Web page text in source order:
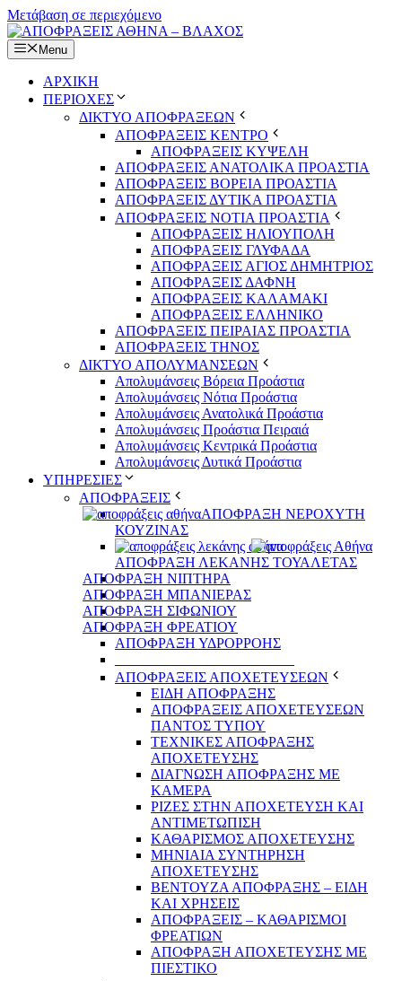
Μετάβαση σε περιεχόμενο
Menu
ΑΡΧΙΚΗ
ΠΕΡΙΟΧΕΣ
ΔΙΚΤΥΟ ΑΠΟΦΡΑΞΕΩΝ
ΑΠΟΦΡΑΞΕΙΣ ΚΕΝΤΡΟ
ΑΠΟΦΡΑΞΕΙΣ ΚΥΨΕΛΗ
ΑΠΟΦΡΑΞΕΙΣ ΑΝΑΤΟΛΙΚΑ ΠΡΟΑΣΤΙΑ
ΑΠΟΦΡΑΞΕΙΣ ΒΟΡΕΙΑ ΠΡΟΑΣΤΙΑ
ΑΠΟΦΡΑΞΕΙΣ ΔΥΤΙΚΑ ΠΡΟΑΣΤΙΑ
ΑΠΟΦΡΑΞΕΙΣ ΝΟΤΙΑ ΠΡΟΑΣΤΙΑ
ΑΠΟΦΡΑΞΕΙΣ ΗΛΙΟΥΠΟΛΗ
ΑΠΟΦΡΑΞΕΙΣ ΓΛΥΦΑΔΑ
ΑΠΟΦΡΑΞΕΙΣ ΑΓΙΟΣ ΔΗΜΗΤΡΙΟΣ
ΑΠΟΦΡΑΞΕΙΣ ΔΑΦΝΗ
ΑΠΟΦΡΑΞΕΙΣ ΚΑΛΑΜΑΚΙ
ΑΠΟΦΡΑΞΕΙΣ ΕΛΛΗΝΙΚΟ
ΑΠΟΦΡΑΞΕΙΣ ΠΕΙΡΑΙΑΣ ΠΡΟΑΣΤΙΑ
ΑΠΟΦΡΑΞΕΙΣ ΤΗΝΟΣ
ΔΙΚΤΥΟ ΑΠΟΛΥΜΑΝΣΕΩΝ
Απολυμάνσεις Βόρεια Προάστια
Απολυμάνσεις Νότια Προάστια
Απολυμάνσεις Ανατολικά Προάστια
Απολυμάνσεις Προάστια Πειραιά
Απολυμάνσεις Κεντρικά Προάστια
Απολυμάνσεις Δυτικά Προάστια
ΥΠΗΡΕΣΙΕΣ
ΑΠΟΦΡΑΞΕΙΣ
ΑΠΟΦΡΑΞΗ ΝΕΡΟΧΥΤΗ
ΚΟΥΖΙΝΑΣ
ΑΠΟΦΡΑΞΗ ΛΕΚΑΝΗΣ ΤΟΥΑΛΕΤΑΣ
ΑΠΟΦΡΑΞΗ ΝΙΠΤΗΡΑ
ΑΠΟΦΡΑΞΗ ΜΠΑΝΙΕΡΑΣ
ΑΠΟΦΡΑΞΗ ΣΙΦΩΝΙΟΥ
ΑΠΟΦΡΑΞΗ ΦΡΕΑΤΙΟΥ
ΑΠΟΦΡΑΞΗ ΥΔΡΟΡΡΟΗΣ
ΑΠΟΦΡΑΞΕΙΣ ΑΠΟΧΕΤΕΥΣΕΩΝ
ΕΙΔΗ ΑΠΟΦΡΑΞΗΣ
ΑΠΟΦΡΑΞΕΙΣ ΑΠΟΧΕΤΕΥΣΕΩΝ
ΠΑΝΤΟΣ ΤΥΠΟΥ
ΤΕΧΝΙΚΕΣ ΑΠΟΦΡΑΞΗΣ
ΑΠΟΧΕΤΕΥΣΗΣ
ΔΙΑΓΝΩΣΗ ΑΠΟΦΡΑΞΗΣ ΜΕ
ΚΑΜΕΡΑ
ΡΙΖΕΣ ΣΤΗΝ ΑΠΟΧΕΤΕΥΣΗ ΚΑΙ
ΑΝΤΙΜΕΤΩΠΙΣΗ
ΚΑΘΑΡΙΣΜΟΣ ΑΠΟΧΕΤΕΥΣΗΣ
ΜΗΝΙΑΙΑ ΣΥΝΤΗΡΗΣΗ
ΑΠΟΧΕΤΕΥΣΗΣ
ΒΕΝΤΟΥΖΑ ΑΠΟΦΡΑΞΗΣ – ΕΙΔΗ
ΚΑΙ ΧΡΗΣΕΙΣ
ΑΠΟΦΡΑΞΕΙΣ – ΚΑΘΑΡΙΣΜΟΙ
ΦΡΕΑΤΙΩΝ
ΑΠΟΦΡΑΞΗ ΑΠΟΧΕΤΕΥΣΗΣ ΜΕ
ΠΙΕΣΤΙΚΟ